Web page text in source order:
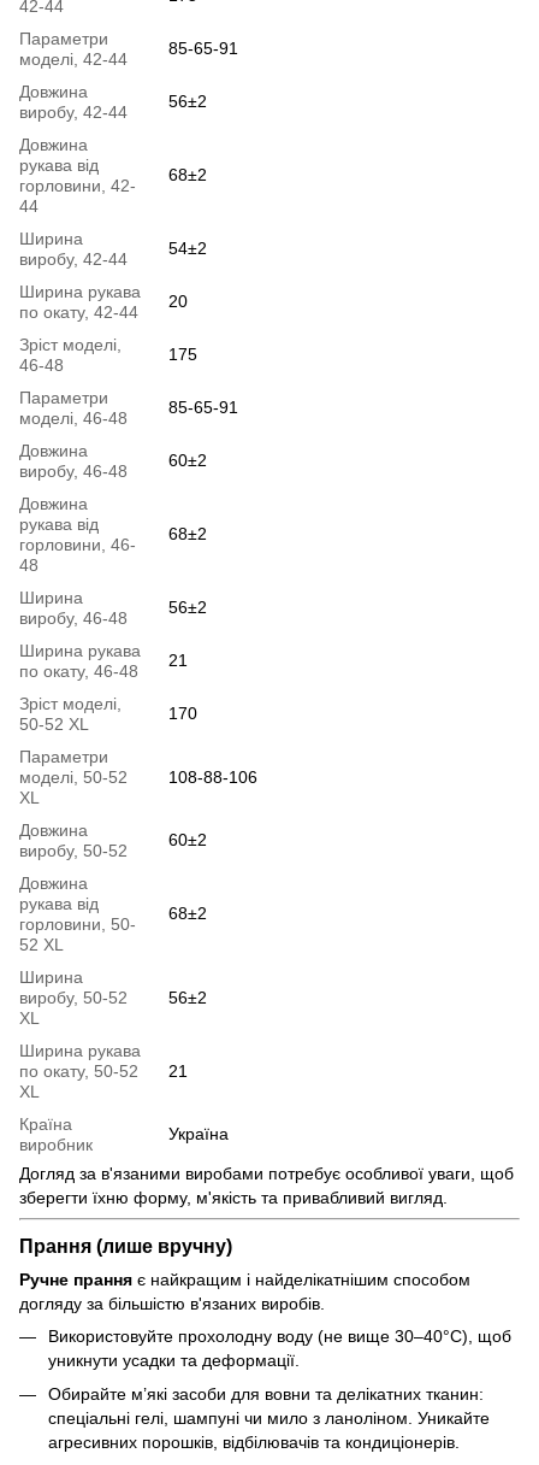
42-44
Параметри
моделі, 42-44
85-65-91
Довжина
виробу, 42-44
56±2
Довжина
рукава від
горловини, 42-
44
68±2
Ширина
виробу, 42-44
54±2
Ширина рукава
по окату, 42-44
20
Зріст моделі,
46-48
175
Параметри
моделі, 46-48
85-65-91
Довжина
виробу, 46-48
60±2
Довжина
рукава від
горловини, 46-
48
68±2
Ширина
виробу, 46-48
56±2
Ширина рукава
по окату, 46-48
21
Зріст моделі,
50-52 XL
170
Параметри
моделі, 50-52
XL
108-88-106
Довжина
виробу, 50-52
60±2
Довжина
рукава від
горловини, 50-
52 XL
68±2
Ширина
виробу, 50-52
XL
56±2
Ширина рукава
по окату, 50-52
XL
21
Країна
виробник
Україна
Догляд за в'язаними виробами потребує особливої уваги, щоб
зберегти їхню форму, м'якість та привабливий вигляд.
Прання (лише вручну)
Ручне прання є найкращим і найделікатнішим способом
догляду за більшістю в'язаних виробів.
Використовуйте прохолодну воду (не вище 30–40°C), щоб
уникнути усадки та деформації.
Обирайте м’які засоби для вовни та делікатних тканин:
спеціальні гелі, шампуні чи мило з ланоліном. Уникайте
агресивних порошків, відбілювачів та кондиціонерів.